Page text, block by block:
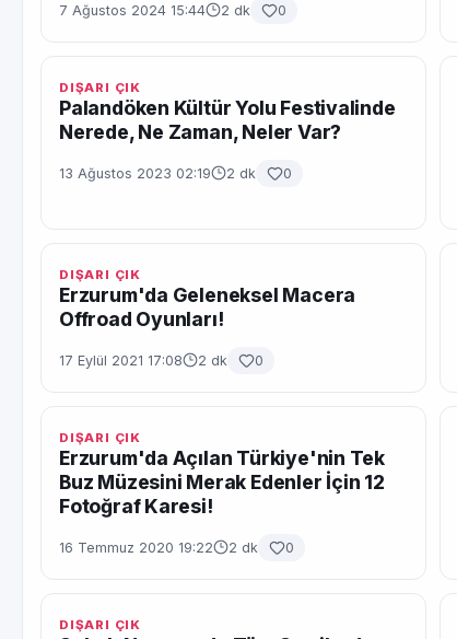
7 Ağustos 2024 15:44 2 dk 0
DIŞARI ÇIK
Palandöken Kültür Yolu Festivalinde
Nerede, Ne Zaman, Neler Var?
13 Ağustos 2023 02:19 2 dk 0
DIŞARI ÇIK
Erzurum'da Geleneksel Macera
Offroad Oyunları!
17 Eylül 2021 17:08 2 dk 0
DIŞARI ÇIK
Erzurum'da Açılan Türkiye'nin Tek
Buz Müzesini Merak Edenler İçin 12
Fotoğraf Karesi!
16 Temmuz 2020 19:22 2 dk 0
DIŞARI ÇIK